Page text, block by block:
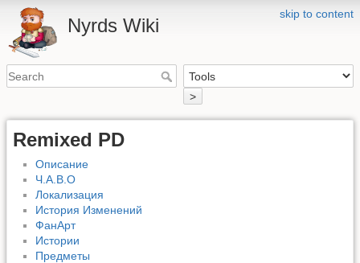
skip to content
Nyrds Wiki
>
Remixed PD
Описание
Ч.А.В.О
Локализация
История Изменений
ФанАрт
Истории
Предметы